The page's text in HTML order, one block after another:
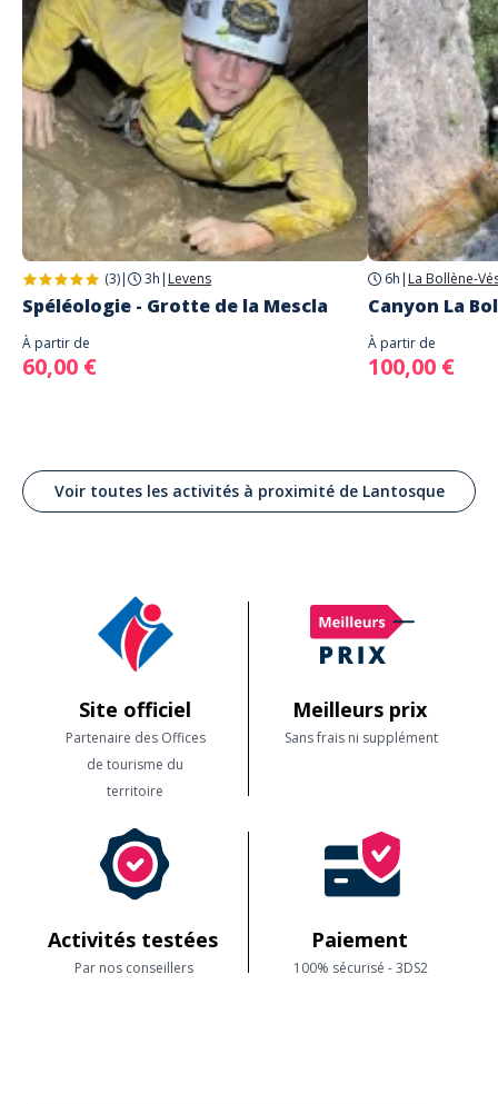
Pour les aventuriers plus sportifs, découvrez aussi nos parcours à la
journée dans la vallée de la Bollène, conçus pour ceux ayant déjà une
expérience en canyoning.
(3)| 3h | Levens
Spéléologie - Grotte de la Mescla
À partir de
60,00 €
6h | La Bollène-
Canyon La
À partir de
100,00 €
Voir toutes les activités à proximité de Lantosque
Site officiel
Partenaire des Offices
de tourisme du
territoire
Meilleurs prix
Sans frais ni supplément
Activités testées
Par nos conseillers
Paiement
100% sécurisé - 3DS2